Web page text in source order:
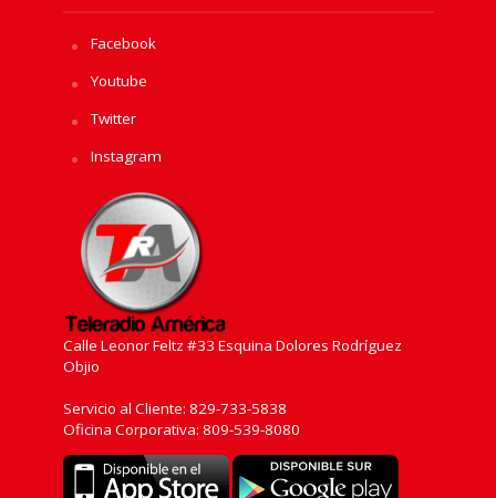
Facebook
Youtube
Twitter
Instagram
Calle Leonor Feltz #33 Esquina Dolores Rodríguez
Objio
Servicio al Cliente: 829-733-5838
Oficina Corporativa: 809-539-8080